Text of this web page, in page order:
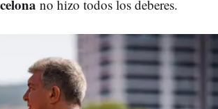
no hizo todos los deberes.